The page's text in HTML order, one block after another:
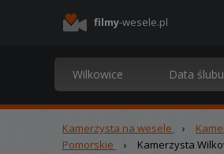
filmy-wesele.pl
Kamerzysta na wesele ›
Pomorskie
› Kamerzysta